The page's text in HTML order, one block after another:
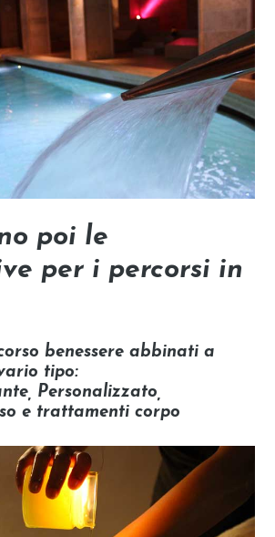
poi le
per i percorsi in
benessere abbinati a
tipo:
Personalizzato,
e trattamenti corpo